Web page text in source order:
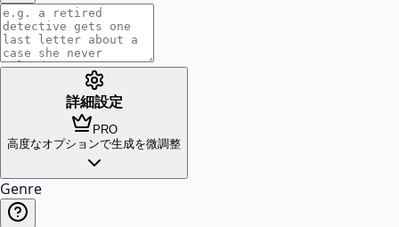
詳細設定
PRO
高度なオプションで生成を微調整
Genre